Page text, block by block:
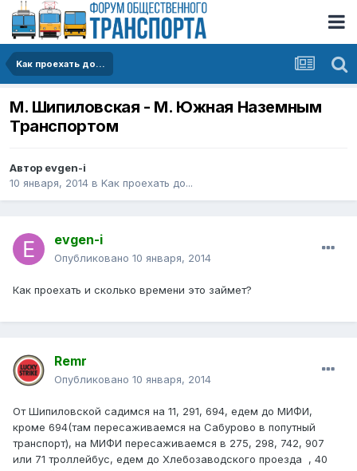
Kак проехать до...
М. Шипиловская - М. Южная Наземным
Транспортом
Автор evgen-i
10 января, 2014 в Kак проехать до...
evgen-i
Опубликовано 10 января, 2014
Как проехать и сколько времени это займет?
Remr
Опубликовано 10 января, 2014
От Шипиловской садимся на 11, 291, 694, едем до МИФИ,
кроме 694(там пересаживаемся на Сабурово в попутный
транспорт), на МИФИ пересаживаемся в 275, 298, 742, 907
или 71 троллейбус, едем до Хлебозаводского проезда , 40